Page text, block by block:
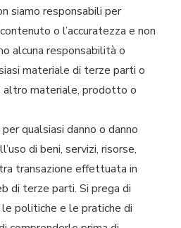
siamo responsabili per
o l’accuratezza e non
alcuna responsabilità o
materiale di terze parti o
altro materiale, prodotto o
qualsiasi danno o danno
di beni, servizi, risorse,
transazione effettuata in
di terze parti. Si prega di
politiche e le pratiche di